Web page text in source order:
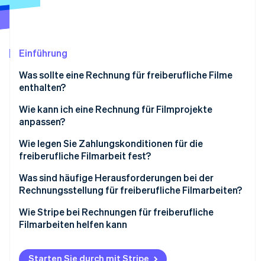
Climate
CO₂-Entnahme
Identity
Online-Identitätsprüfung
Stripe-Sessions 2026
Jetzt ansehen
Einführung
Was sollte eine Rechnung für freiberufliche Filme
enthalten?
Wie kann ich eine Rechnung für Filmprojekte
anpassen?
Projekttitel oder Beschreibung
Aufschlüsselung von Ausrüstungsmieten oder -
Crew- und Fachkraftkosten
Wie legen Sie Zahlungskonditionen für die
freiberufliche Filmarbeit fest?
Meilensteinzahlungen einrichten
Verlangen Sie eine Vorzahlung
Legen Sie einen Zeitplan für die Zahlung fest
Was sind häufige Herausforderungen bei der
Rechnungsstellung für freiberufliche Filmarbeiten?
Zahlungsverzug
Kostenstreitigkeiten
Wie Stripe bei Rechnungen für freiberufliche
Filmarbeiten helfen kann
Rechnungserstellung
Starten Sie durch mit Stripe